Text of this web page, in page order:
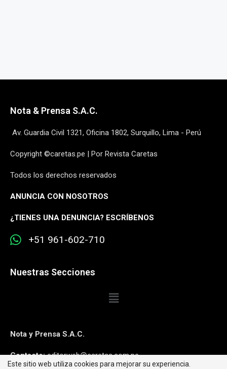
Nota & Prensa S.A.C.
Av. Guardia Civil 1321, Oficina 1802, Surquillo, Lima - Perú
Copyright ©caretas.pe | Por Revista Caretas
Todos los derechos reservados
ANUNCIA CON NOSOTROS
¿TIENES UNA DENUNCIA? ESCRÍBENOS
+51 961-602-710
Nuestras Secciones
Nota y Prensa S.A.C.
Contacto:editorweb@caretas.com.pe
Este sitio web utiliza cookies para mejorar su experiencia.